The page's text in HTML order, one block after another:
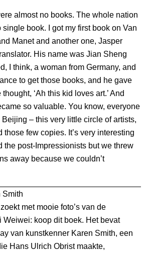
almost no books. The whole nation
single book. I got my first book on Van
Manet and another one, Jasper
His name was Jian Sheng
I think, a woman from Germany, and
to get those books, and he gave
‘Ah this kid loves art.’ And
so valuable. You know, everyone
– this very little circle of artists,
those few copies. It’s very interesting
the post-Impressionists but we threw
away because we couldn’t
met mooie foto’s van de
Weiwei: koop dit boek. Het bevat
van kunstkenner Karen Smith, een
Hans Ulrich Obrist maakte,